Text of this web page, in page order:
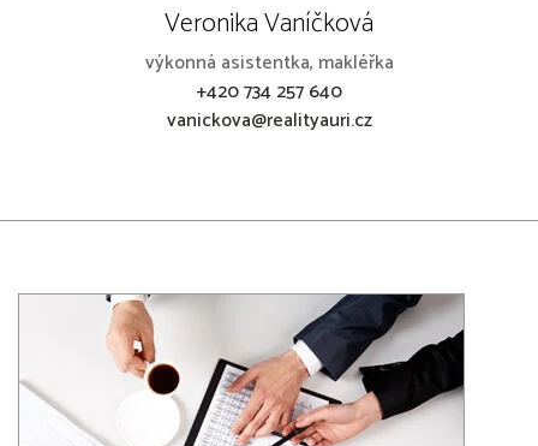
Veronika Vaníčková
výkonná asistentka, makléřka
+420 734 257 640
vanickova@realityauri.cz